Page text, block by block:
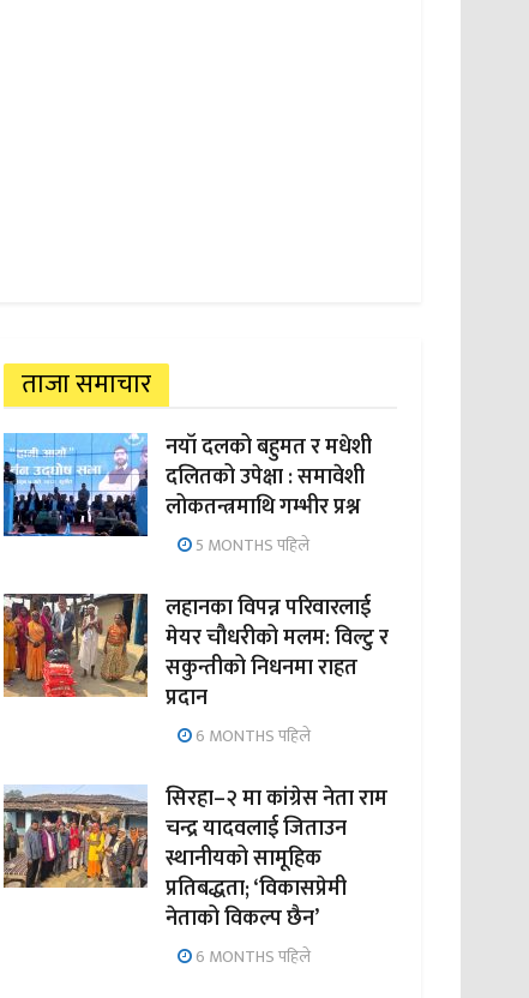
ताजा समाचार
नयाँ दलको बहुमत र मधेशी
दलितको उपेक्षा : समावेशी
लोकतन्त्रमाथि गम्भीर प्रश्न
5 MONTHS पहिले
लहानका विपन्न परिवारलाई
मेयर चौधरीको मलम: विल्टु र
सकुन्तीको निधनमा राहत
प्रदान
6 MONTHS पहिले
सिरहा–२ मा कांग्रेस नेता राम
चन्द्र यादवलाई जिताउन
स्थानीयको सामूहिक
प्रतिबद्धता; ‘विकासप्रेमी
नेताको विकल्प छैन’
6 MONTHS पहिले